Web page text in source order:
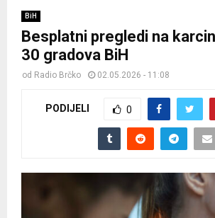
BiH
Besplatni pregledi na
30 gradova BiH
od Radio Brčko 02.05.2026 - 11:08
PODIJELI 0